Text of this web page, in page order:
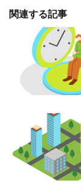
関連する記事